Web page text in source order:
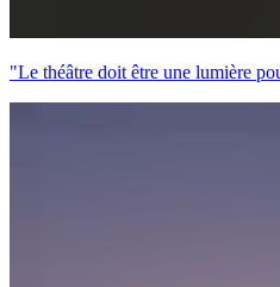
"Le théâtre doit être une lumière